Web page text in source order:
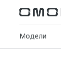
Модели